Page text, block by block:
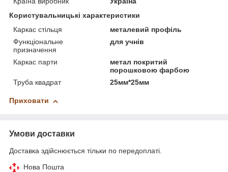
Користувальницькі характеристики
Каркас стільця
металевий профіль
Функціональне
призначення
для учнів
Каркас парти
метал покритий
порошковою фарбою
Труба квадрат
25мм*25мм
Приховати
Умови доставки
Доставка здійснюється тільки по передоплаті.
Нова Пошта